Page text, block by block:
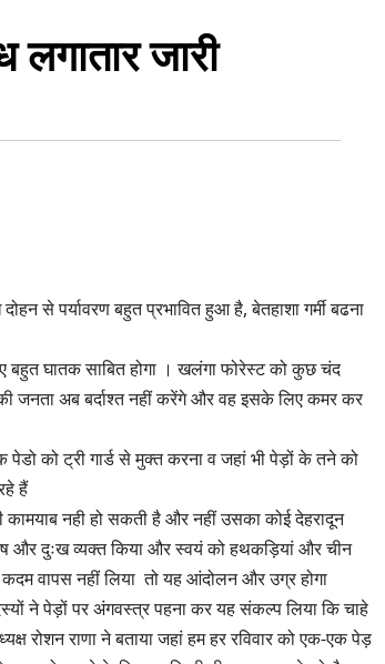
जारी
से पर्यावरण बहुत प्रभावित हुआ है, बेतहाशा गर्मी बढना
बहुत घातक साबित होगा । खलंगा फोरेस्ट को कुछ चंद
जनता अब बर्दाश्त नहीं करेंगे और वह इसके लिए कमर कर
को ट्री गार्ड से मुक्त करना व जहां भी पेड़ों के तने को
हैं
नही हो सकती है और नहीं उसका कोई देहरादून
और दुःख व्यक्त किया और स्वयं को हथकड़ियां और चीन
वापस नहीं लिया तो यह आंदोलन और उग्र होगा
ने पेड़ों पर अंगवस्त्र पहना कर यह संकल्प लिया कि चाहे
रोशन राणा ने बताया जहां हम हर रविवार को एक-एक पेड़